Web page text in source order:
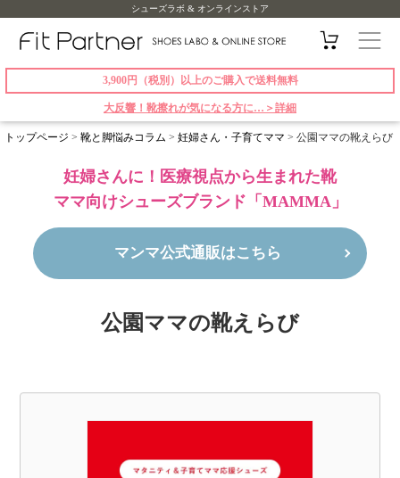
シューズラボ & オンラインストア
3,900円（税別）以上のご購入で送料無料
大反響！靴擦れが気になる方に…＞詳細
トップページ > 靴と脚悩みコラム > 妊婦さん・子育てママ > 公園ママの靴えらび
妊婦さんに！医療視点から生まれた靴
ママ向けシューズブランド「MAMMA」
マンマ公式通販はこちら
公園ママの靴えらび